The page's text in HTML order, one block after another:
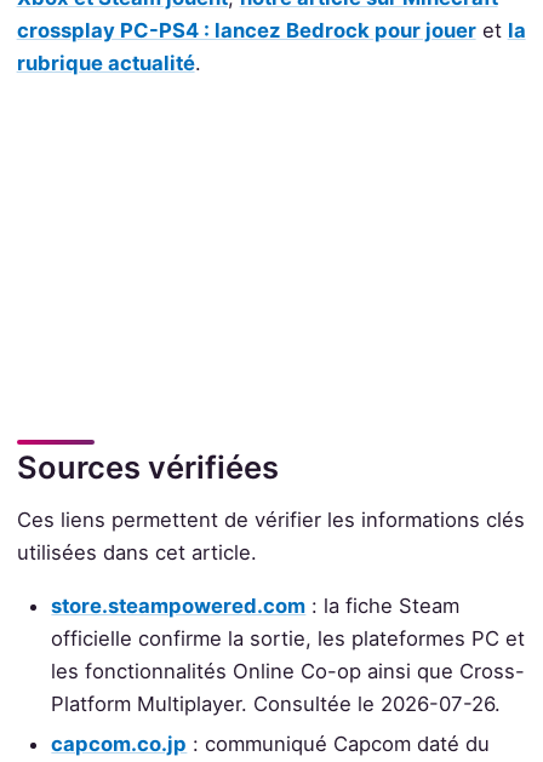
crossplay PC-PS4 : lancez Bedrock pour joueret la
rubrique actualité.
Sources vérifiées
Ces liens permettent de vérifier les informations clés
utilisées dans cet article.
store.steampowered.com : la fiche Steam
officielle confirme la sortie, les plateformes PC et
les fonctionnalités Online Co-op ainsi que Cross-
Platform Multiplayer. Consultée le 2026-07-26.
capcom.co.jp : communiqué Capcom daté du